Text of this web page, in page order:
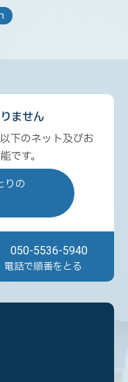
ません
下のネット及びお
です。
りの
050-5536-5940
電話で順番をとる